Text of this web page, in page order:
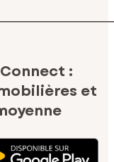
:
et